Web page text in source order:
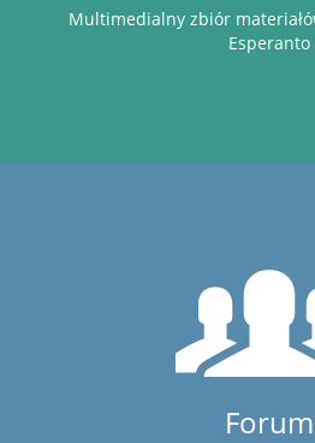
Multimedialny zbiór
Esperanto
Forum